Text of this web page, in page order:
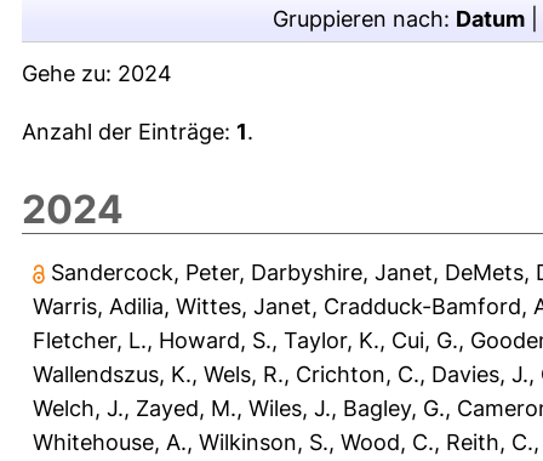
Gruppieren nach: Datum
Gehe zu: 2024
Anzahl der Einträge: 1.
2024
Sandercock, Peter, Darbyshire, Janet, DeMets,
Warris, Adilia, Wittes, Janet, Cradduck-Bamford,
Fletcher, L., Howard, S., Taylor, K., Cui, G.,
Wallendszus, K., Wels, R., Crichton, C., Davies, J.,
Welch, J., Zayed, M., Wiles, J., Bagley, G.,
Whitehouse, A., Wilkinson, S., Wood, C., Reith, C.